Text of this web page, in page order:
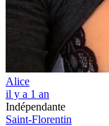
Alice
il y a 1 an
Indépendante
Saint-Florentin